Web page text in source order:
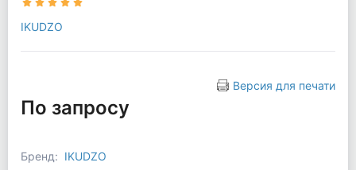
IKUDZO
Версия для печати
По запросу
Бренд: IKUDZO